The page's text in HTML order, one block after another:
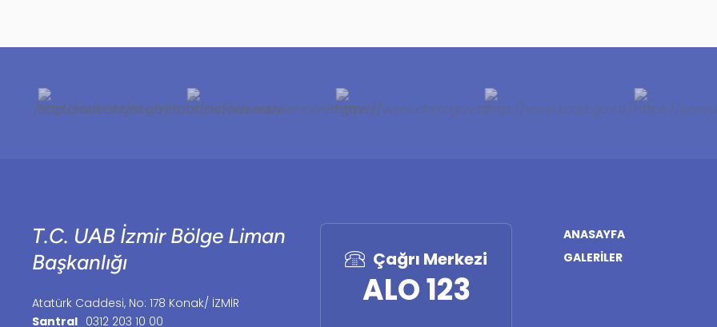
T.C. UAB İzmir Bölge Liman
Başkanlığı
Atatürk Caddesi, No: 178 Konak/ İZMİR
Santral 0312 203 10 00
Çağrı Merkezi
ALO 123
ANASAYFA
GALERILER